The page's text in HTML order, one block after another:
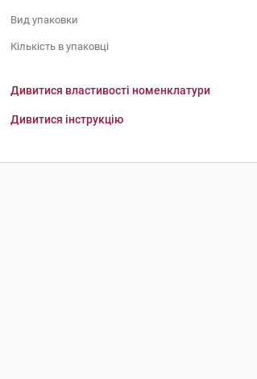
Вид упаковки
Кількість в упаковці
Дивитися властивості номенклатури
Дивитися інструкцію